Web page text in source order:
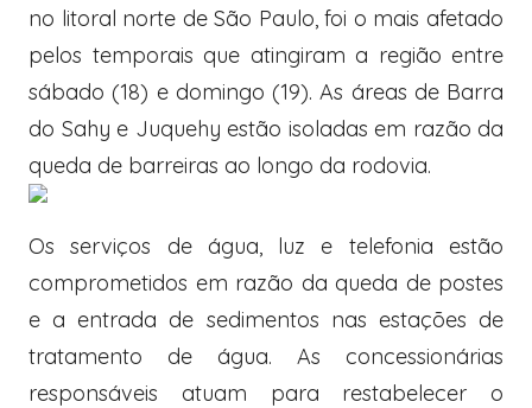
no litoral norte de São Paulo, foi o mais afetado
pelos temporais que atingiram a região entre
sábado (18) e domingo (19). As áreas de Barra
do Sahy e Juquehy estão isoladas em razão da
queda de barreiras ao longo da rodovia.
Os serviços de água, luz e telefonia estão
comprometidos em razão da queda de postes
e a entrada de sedimentos nas estações de
tratamento de água. As concessionárias
responsáveis atuam para restabelecer o